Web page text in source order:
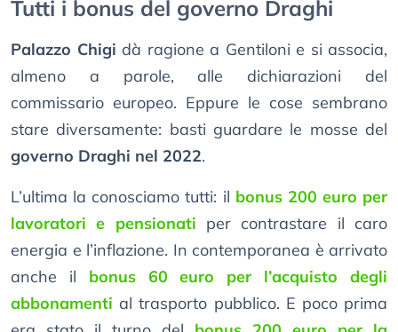
Tutti i bonus del governo Draghi
Palazzo Chigi dà ragione a Gentiloni e si associa,
almeno a parole, alle dichiarazioni del
commissario europeo. Eppure le cose sembrano
stare diversamente: basti guardare le mosse del
governo Draghi nel 2022.
L’ultima la conosciamo tutti: il bonus 200 euro per
lavoratori e pensionati per contrastare il caro
energia e l’inflazione. In contemporanea è arrivato
anche il bonus 60 euro per l’acquisto degli
abbonamenti al trasporto pubblico. E poco prima